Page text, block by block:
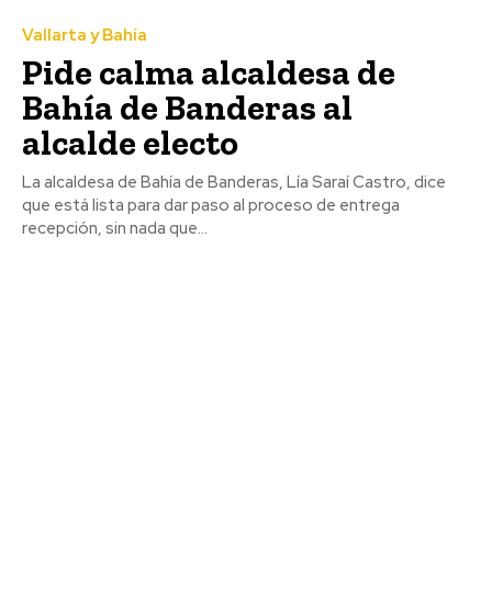
Vallarta y Bahía
Pide calma alcaldesa de
Bahía de Banderas al
alcalde electo
La alcaldesa de Bahía de Banderas, Lía Saraí Castro, dice
que está lista para dar paso al proceso de entrega
recepción, sin nada que...